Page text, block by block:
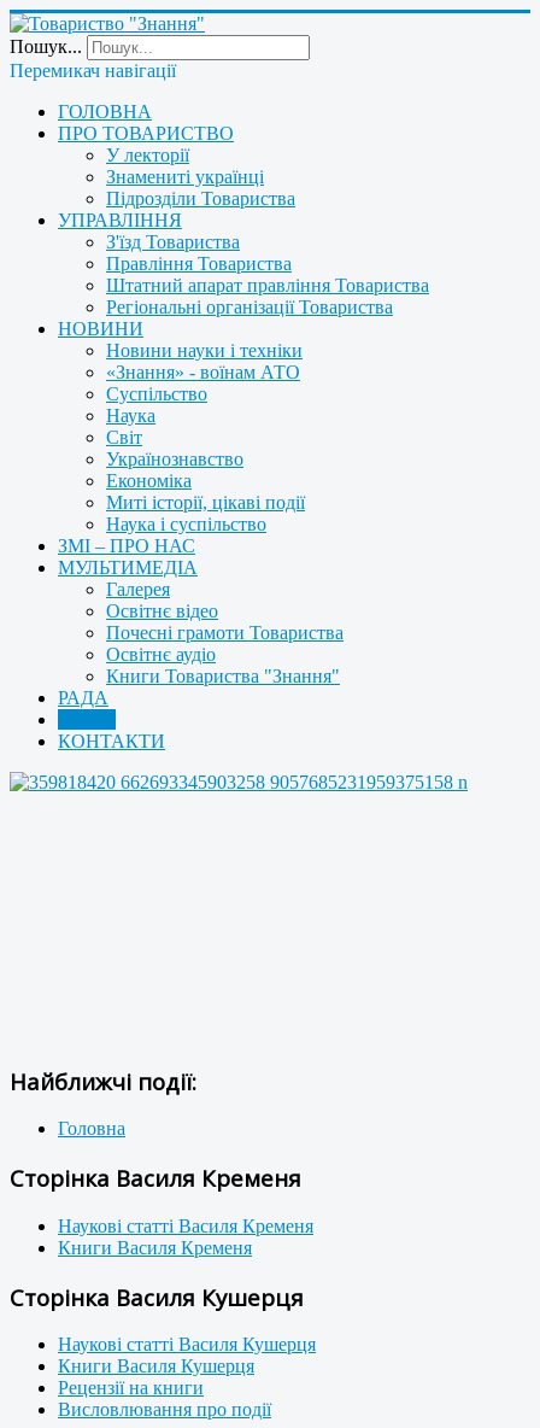
Пошук...
Перемикач навігації
ГОЛОВНА
ПРО ТОВАРИСТВО
У лекторії
Знамениті українці
Підрозділи Товариства
УПРАВЛІННЯ
З'їзд Товариства
Правління Товариства
Штатний апарат правління Товариства
Регіональні організації Товариства
НОВИНИ
Новини науки і техніки
«Знання» - воїнам АТО
Суспільство
Наука
Світ
Українознавство
Економіка
Миті історії, цікаві події
Наука і суспільство
ЗМІ – ПРО НАС
МУЛЬТИМЕДІА
Галерея
Освітнє відео
Почесні грамоти Товариства
Освітнє аудіо
Книги Товариства "Знання"
РАДА
КОНТАКТИ
Найближчі події:
Головна
Сторінка Василя Кременя
Наукові статті Василя Кременя
Книги Василя Кременя
Сторінка Василя Кушерця
Наукові статті Василя Кушерця
Книги Василя Кушерця
Рецензії на книги
Висловлювання про події